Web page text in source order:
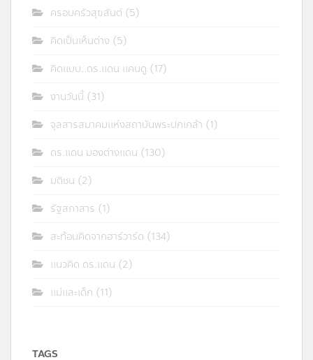
ครอบครัวสุขสันต์ (5)
คิดเป็นเห็นต่าง (5)
คิดแบบ..ดร.แดน แคนดู (17)
งานวันนี้ (31)
จุลสารสมาคมแห่งสถาบันพระปกเกล้า (1)
ดร.แดน มองต่างแดน (130)
มติชน (2)
รัฐสภาสาร (1)
สะท้อนคิดจากฮาร์วาร์ด (134)
แนวคิด ดร.แดน (2)
แม่และเด็ก (11)
TAGS